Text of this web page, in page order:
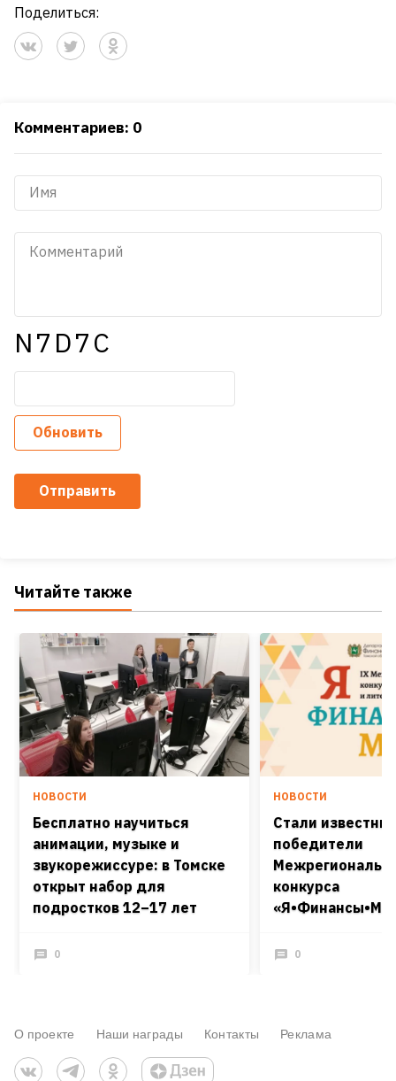
Поделиться:
Комментариев: 0
N7D7C
Обновить
Отправить
Читайте также
НОВОСТИ
Бесплатно научиться
анимации, музыке и
звукорежиссуре: в Томске
открыт набор для
подростков 12–17 лет
0
НОВОСТИ
Стали известны
победители
конкурса
0
О проекте Наши награды Контакты Реклама